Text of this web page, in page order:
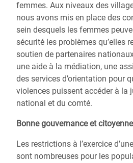
femmes. Aux niveaux des
nous avons mis en place des
sein desquels les femmes
sécurité les problèmes qu’elles
soutien de partenaires
une aide à la médiation, une
des services d’orientation pour
violences puissent accéder à la
national et du comté.
Bonne gouvernance et
Les restrictions à l’exercice
sont nombreuses pour les